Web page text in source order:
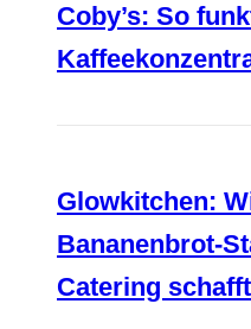
Coby’s: So
Glowkitchen:
Bananenbrot-
Catering